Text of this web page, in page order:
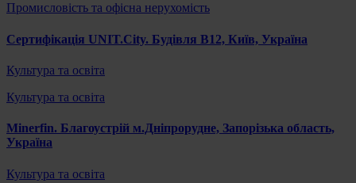
Промисловість та офісна нерухомість
Сертифікація UNIT.City. Будівля B12, Київ, Україна
Культура та освіта
Культура та освіта
Minerfin. Благоустрій м.Дніпрорудне, Запорізька область,
Україна
Культура та освіта